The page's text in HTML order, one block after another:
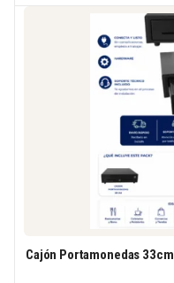
Cajón Portamonedas 33cm